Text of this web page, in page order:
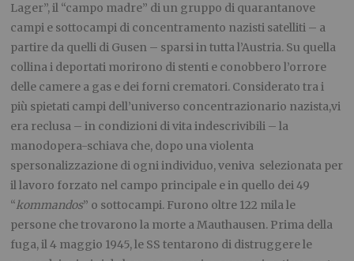
Lager”, il “campo madre” di un gruppo di quarantanove
campi e sottocampi di concentramento nazisti satelliti – a
partire da quelli di Gusen – sparsi in tutta l’Austria. Su quella
collina i deportati morirono di stenti e conobbero l’orrore
delle camere a gas e dei forni crematori. Considerato tra i
più spietati campi dell’universo concentrazionario nazista,vi
era reclusa – in condizioni di vita indescrivibili – la
manodopera-schiava che, dopo una violenta
spersonalizzazione di ogni individuo, veniva selezionata per
il lavoro forzato nel campo principale e in quello dei 49
“kommandos” o sottocampi. Furono oltre 122 mila le
persone che trovarono la morte a Mauthausen. Prima della
fuga, il 4 maggio 1945, le SS tentarono di distruggere le